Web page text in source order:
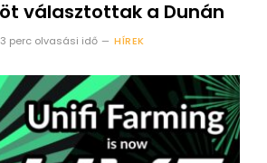
választottak a Dunán
3 perc olvasási idő HÍREK